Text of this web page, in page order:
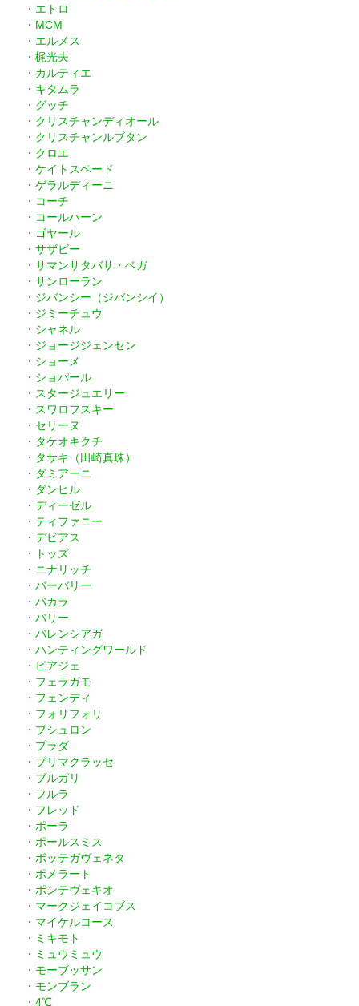
・ エトロ
・ MCM
・ エルメス
・ 梶光夫
・ カルティエ
・ キタムラ
・ グッチ
・ クリスチャンディオール
・ クリスチャンルブタン
・ クロエ
・ ケイトスペード
・ ゲラルディーニ
・ コーチ
・ コールハーン
・ ゴヤール
・ サザビー
・ サマンサタバサ・ベガ
・ サンローラン
・ ジバンシー（ジバンシイ）
・ ジミーチュウ
・ シャネル
・ ジョージジェンセン
・ ショーメ
・ ショパール
・ スタージュエリー
・ スワロフスキー
・ セリーヌ
・ タケオキクチ
・ タサキ（田崎真珠）
・ ダミアーニ
・ ダンヒル
・ ディーゼル
・ ティファニー
・ デビアス
・
トッズ
・ ニナリッチ
・ バーバリー
・ バカラ
・ バリー
・ バレンシアガ
・ ハンティングワールド
・ ピアジェ
・ フェラガモ
・ フェンディ
・ フォリフォリ
・ ブシュロン
・ プラダ
・ プリマクラッセ
・ ブルガリ
・ フルラ
・ フレッド
・ ポーラ
・ ポールスミス
・ ボッテガヴェネタ
・ ポメラート
・ ポンテヴェキオ
・ マークジェイコブス
・ マイケルコース
・ ミキモト
・ ミュウミュウ
・ モーブッサン
・ モンブラン
・ 4℃